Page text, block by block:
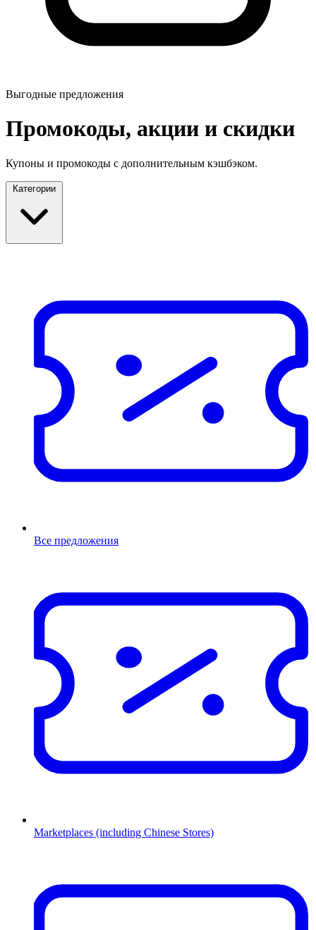
Выгодные предложения
Промокоды, акции и скидки
Купоны и промокоды с дополнительным кэшбэком.
Категории
Все предложения
Marketplaces (including Chinese Stores)